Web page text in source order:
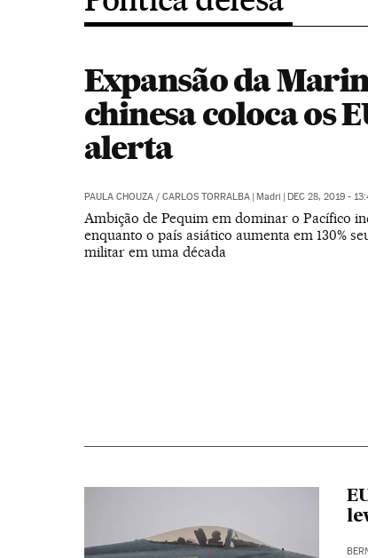
Expansão da
chinesa coloca os
alerta
PAULA CHOUZA/ CARLOS TORRALBA | Madri | DEC 28, 2019 -
Ambição de Pequim em dominar o Pacífico
enquanto o país asiático aumenta em 130%
militar em uma década